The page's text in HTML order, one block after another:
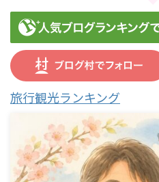
旅行観光ランキング